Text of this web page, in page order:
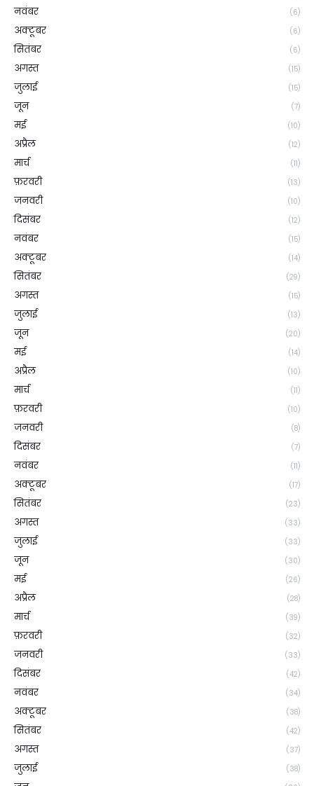
नवंबर (6)
अक्टूबर (6)
सितंबर (6)
अगस्त (15)
जुलाई (15)
जून (7)
मई (10)
अप्रैल (12)
मार्च (11)
फ़रवरी (13)
जनवरी (10)
दिसंबर (12)
नवंबर (15)
अक्टूबर (14)
सितंबर (29)
अगस्त (15)
जुलाई (13)
जून (20)
मई (14)
अप्रैल (10)
मार्च (11)
फ़रवरी (10)
जनवरी (8)
दिसंबर (7)
नवंबर (11)
अक्टूबर (17)
सितंबर (23)
अगस्त (33)
जुलाई (33)
जून (30)
मई (26)
अप्रैल (28)
मार्च (39)
फ़रवरी (32)
जनवरी (33)
दिसंबर (42)
नवंबर (34)
अक्टूबर (38)
सितंबर (42)
अगस्त (37)
जुलाई (38)